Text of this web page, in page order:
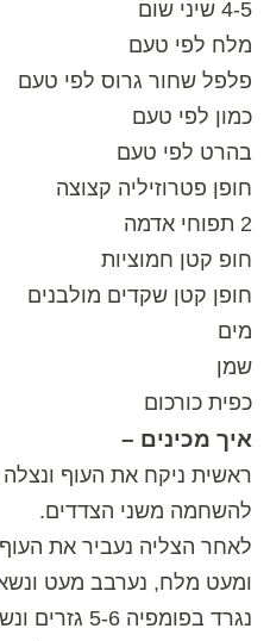
4-5 שיני שום
מלח לפי טעם
פלפל שחור גרוס לפי טעם
כמון לפי טעם
בהרט לפי טעם
חופן פטרוזיליה קצוצה
2 תפוחי אדמה
חופ קטן חמוציות
חופן קטן שקדים מולבנים
מים
שמן
כפית כורכום
איך מכינים –
ראשית ניקח את העוף
להשחמה משני הצדדים.
לאחר הצליה נעביר את
ומעט מלח, נערבב מעט
נגרד בפומפיה 5-6 גזרים ונשאיר בצד,